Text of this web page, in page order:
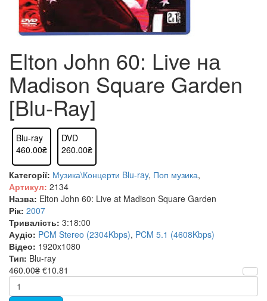
Elton John 60: Live на
Madison Square Garden
[Blu-Ray]
Blu-ray
460.00₴
DVD
260.00₴
Категорії: Музика\Концерти Blu-ray, Поп музика,
Артикул: 2134
Назва: Elton John 60: Live at Madison Square Garden
Рік: 2007
Тривалість: 3:18:00
Аудіо: PCM Stereo (2304Kbps), PCM 5.1 (4608Kbps)
Відео: 1920x1080
Тип: Blu-ray
460.00₴ €10.81